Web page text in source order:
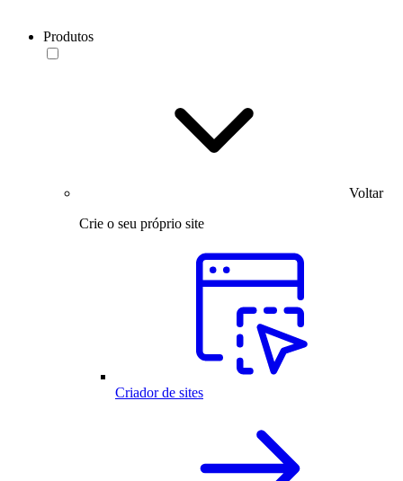
Produtos
Voltar
Crie o seu próprio site
Criador de sites